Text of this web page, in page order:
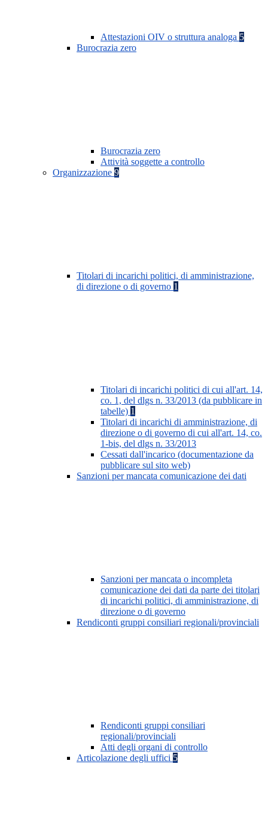
Attestazioni OIV o struttura analoga 5
Burocrazia zero
Burocrazia zero
Attività soggette a controllo
Organizzazione 9
Titolari di incarichi politici, di amministrazione,
di direzione o di governo 1
Titolari di incarichi politici di cui all'art. 14,
co. 1, del dlgs n. 33/2013 (da pubblicare in
tabelle) 1
Titolari di incarichi di amministrazione, di
direzione o di governo di cui all'art. 14, co.
1-bis, del dlgs n. 33/2013
Cessati dall'incarico (documentazione da
pubblicare sul sito web)
Sanzioni per mancata comunicazione dei dati
Sanzioni per mancata o incompleta
comunicazione dei dati da parte dei titolari
di incarichi politici, di amministrazione, di
direzione o di governo
Rendiconti gruppi consiliari regionali/provinciali
Rendiconti gruppi consiliari
regionali/provinciali
Atti degli organi di controllo
Articolazione degli uffici 5